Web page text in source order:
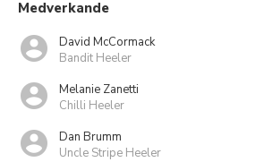
Medverkande
David McCormack
Bandit Heeler
Melanie Zanetti
Chilli Heeler
Dan Brumm
Uncle Stripe Heeler